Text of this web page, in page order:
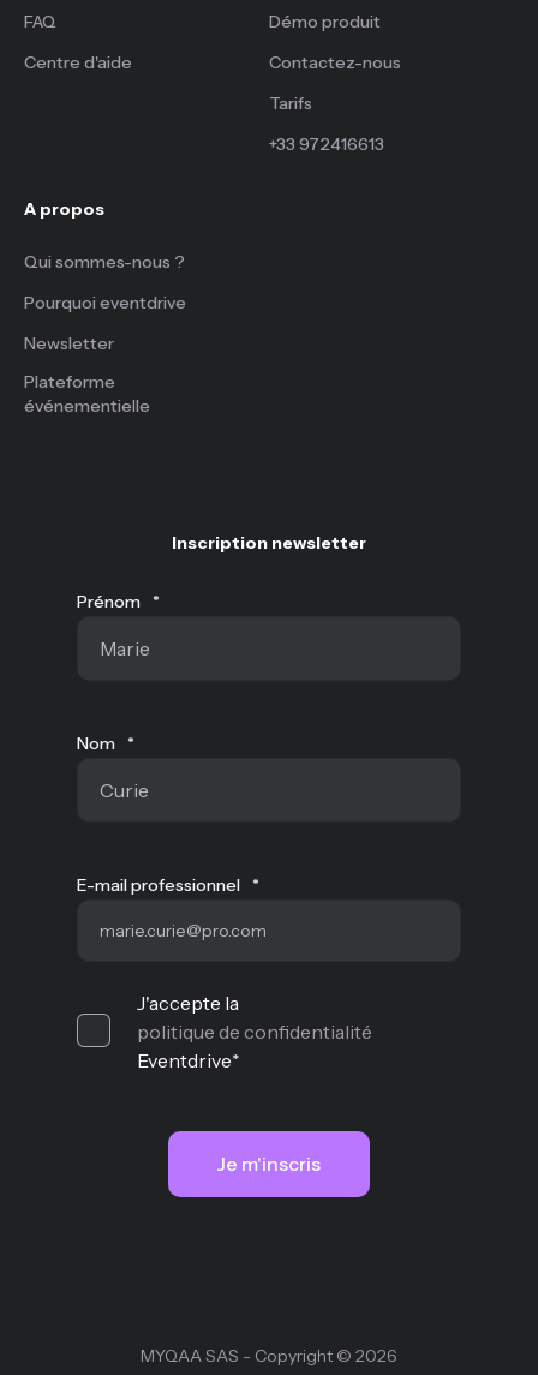
FAQ
Centre d'aide
Démo produit
Contactez-nous
Tarifs
+33 972416613
A propos
Qui sommes-nous ?
Pourquoi eventdrive
Newsletter
Plateforme
événementielle
Inscription newsletter
Prénom *
Nom *
E-mail professionnel *
J'accepte la
politique de confidentialité
Eventdrive*
MYQAA SAS - Copyright © 2026